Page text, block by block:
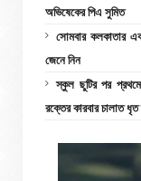
অভিষেকের পিএ সুমিত
সোমবার কলকাতার
জেনে নিন
স্কুল ছুটির পর
রক্তের কারবার চালাত ধৃত